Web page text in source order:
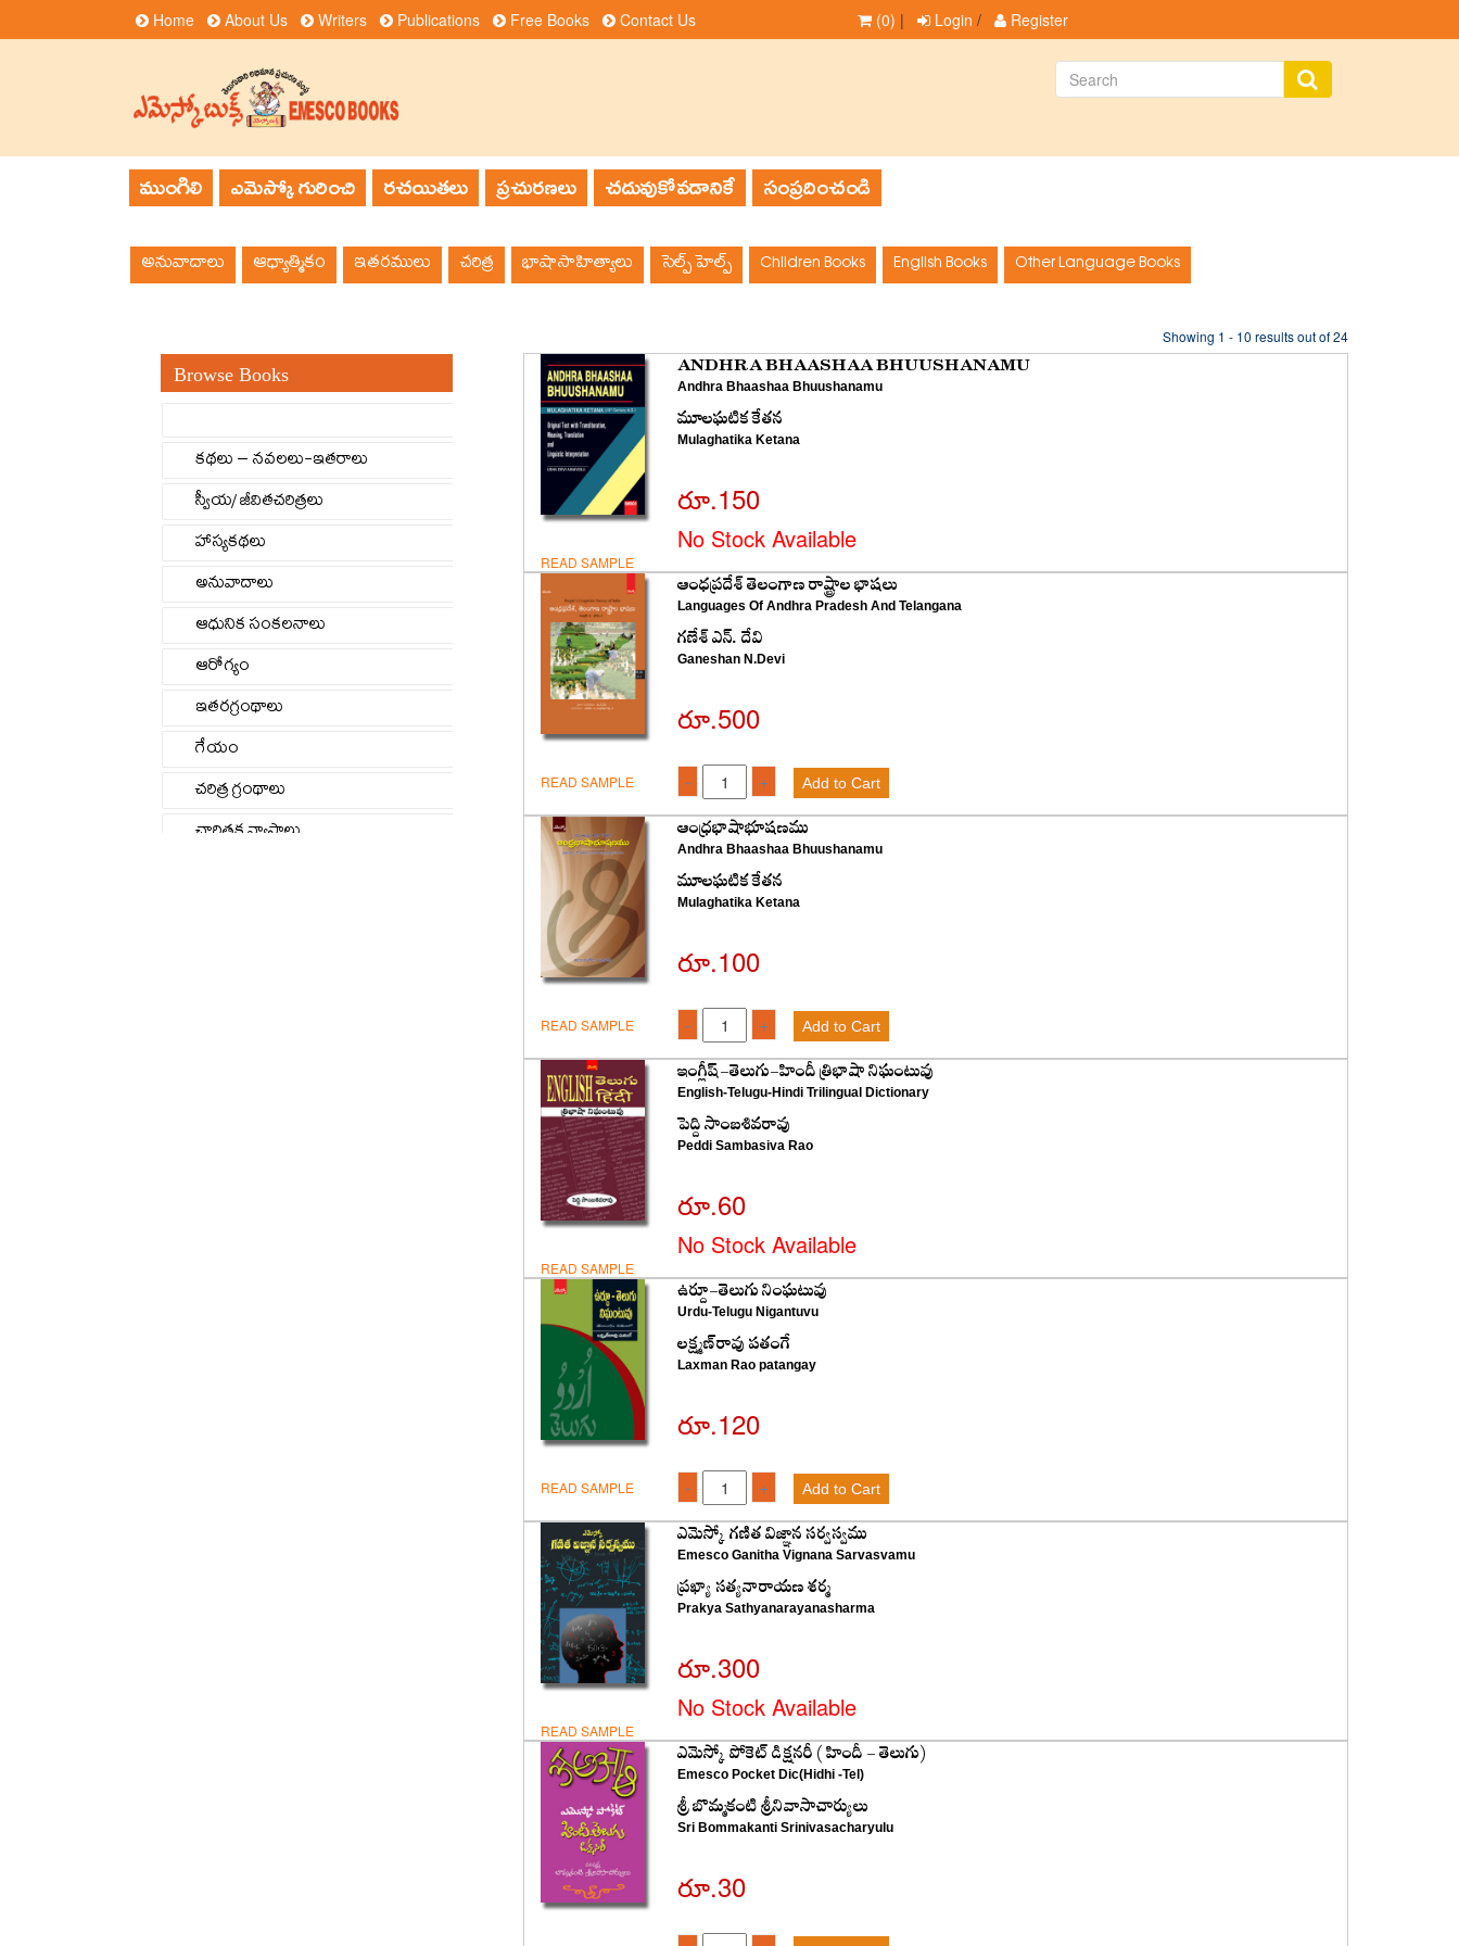
Home About Us Writers Publications Free Books Contact Us (0) | Login / Register
ముంగిలి ఎమెస్కో గురించి రచయితలు ప్రచురణలు చదువుకోవడానికే సంప్రదించండి
అనువాదాలు ఆధ్యాత్మికం ఇతరములు చరిత్ర భాషాసాహిత్యాలు సెల్ప్ హెల్ప్ Children Books English Books Other Language Books
Browse Books
కథలు – నవలలు-ఇతరాలు
స్వీయ/ జీవితచరిత్రలు
హాస్యకథలు
అనువాదాలు
ఆధునిక సంకలనాలు
ఆరోగ్యం
ఇతరగ్రంథాలు
గేయం
చరిత్ర గ్రంథాలు
చారిత్రక వ్యాసాలు
Showing 1 - 10 results out of 24
READ SAMPLE
ANDHRA BHAASHAA BHUUSHANAMU
Andhra Bhaashaa Bhuushanamu
మూలఘటిక కేతన
Mulaghatika Ketana
రూ.150
No Stock Available
READ SAMPLE
ఆం‌ధప్రదేశ్‌ ‌తెలంగాణ రాష్ట్రాల భాషలు
Languages Of Andhra Pradesh And Telangana
గణేశ్‌ ఎన్‌. ‌దేవి
Ganeshan N.Devi
రూ.500
- + Add to Cart
READ SAMPLE
ఆంధ్రభాషాభూషణము
Andhra Bhaashaa Bhuushanamu
మూలఘటిక కేతన
Mulaghatika Ketana
రూ.100
- + Add to Cart
READ SAMPLE
ఇంగ్లీష్-తెలుగు-హిందీ త్రిభాషా నిఘంటువు
English-Telugu-Hindi Trilingual Dictionary
పెద్ది సాంబశివరావు
Peddi Sambasiva Rao
రూ.60
No Stock Available
READ SAMPLE
ఉర్దూ-తెలుగు నింఘటువు
Urdu-Telugu Nigantuvu
లక్ష్మణ్‌రావు పతంగే
Laxman Rao patangay
రూ.120
- + Add to Cart
READ SAMPLE
ఎమెస్కో గణిత విజ్ఞాన సర్వస్వము
Emesco Ganitha Vignana Sarvasvamu
ప్రఖ్యా సత్యనారాయణ శర్మ
Prakya Sathyanarayanasharma
రూ.300
No Stock Available
ఎమెస్కో పోకెట్‌ డిక్షనరీ ( హిందీ - తెలుగు)
Emesco Pocket Dic(Hidhi -Tel)
శ్రీ బొమ్మకంటి శ్రీనివాసాచార్యులు
Sri Bommakanti Srinivasacharyulu
రూ.30